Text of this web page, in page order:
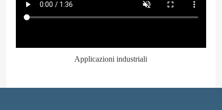
Applicazioni industriali